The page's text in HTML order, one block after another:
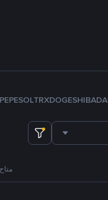
ADA
SHIB
DOGE
TRX
SOL
PEPE